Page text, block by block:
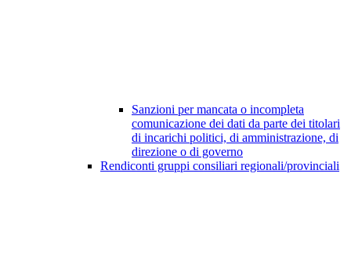
Sanzioni per mancata o incompleta
comunicazione dei dati da parte dei titolari
di incarichi politici, di amministrazione, di
direzione o di governo
Rendiconti gruppi consiliari regionali/provinciali